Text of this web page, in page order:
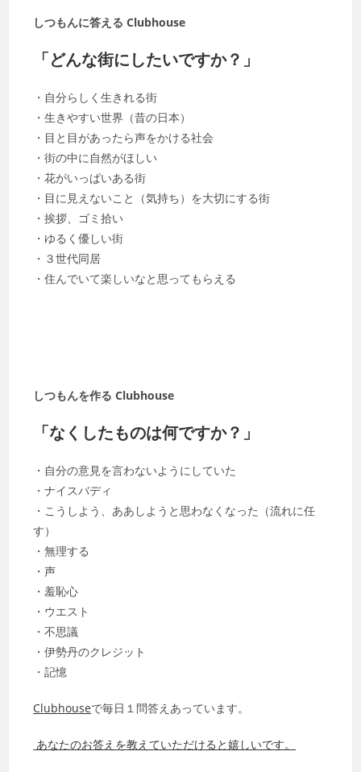
しつもんに答える Clubhouse
「どんな街にしたいですか？」
・自分らしく生きれる街
・生きやすい世界（昔の日本）
・目と目があったら声をかける社会
・街の中に自然がほしい
・花がいっぱいある街
・目に見えないこと（気持ち）を大切にする街
・挨拶、ゴミ拾い
・ゆるく優しい街
・３世代同居
・住んでいて楽しいなと思ってもらえる
しつもんを作る Clubhouse
「なくしたものは何ですか？」
・自分の意見を言わないようにしていた
・ナイスバディ
・こうしよう、ああしようと思わなくなった（流れに任
す）
・無理する
・声
・羞恥心
・ウエスト
・不思議
・伊勢丹のクレジット
・記憶
Clubhouseで毎日１問答えあっています。
あなたのお答えを教えていただけると嬉しいです。